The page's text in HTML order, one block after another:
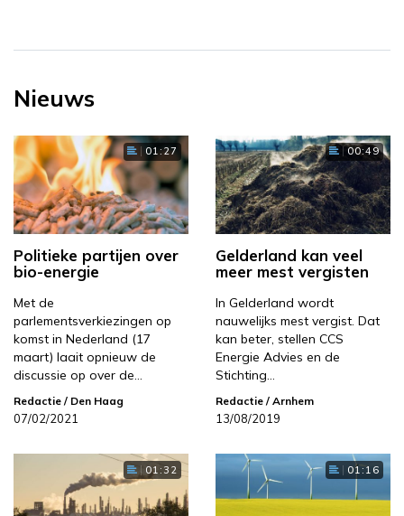
Nieuws
01:27
Politieke partijen over
bio-energie
Met de
parlementsverkiezingen op
komst in Nederland (17
maart) laait opnieuw de
discussie op over de…
Redactie / Den Haag
07/02/2021
00:49
Gelderland kan veel
meer mest vergisten
In Gelderland wordt
nauwelijks mest vergist. Dat
kan beter, stellen CCS
Energie Advies en de
Stichting…
Redactie / Arnhem
13/08/2019
01:32 01:16